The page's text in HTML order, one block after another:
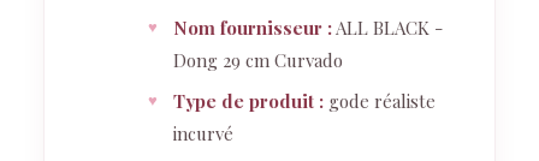
Nom fournisseur :ALL BLACK -
Dong 29 cm Curvado
Type de produit :gode réaliste
incurvé